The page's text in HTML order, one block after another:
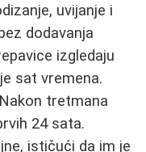
uvijanje i
dodavanja
izgledaju
sat vremena.
tretmana
24 sata.
ističući da im je